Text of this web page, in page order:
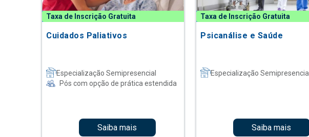
Taxa de Inscrição Gratuita
Cuidados Paliativos
Especialização Semipresencial
Pós com opção de prática estendida
Saiba mais
Taxa de Inscrição Gratuita
Psicanálise e Saúde
Especialização Semipresencial
Saiba mais